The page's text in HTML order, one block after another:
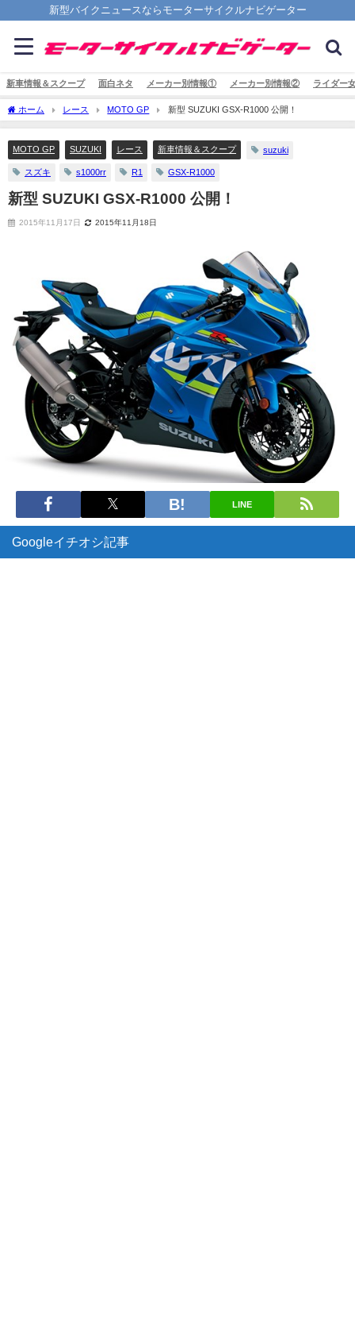
新型バイクニュースならモーターサイクルナビゲーター
新車情報＆スクープ 面白ネタ メーカー別情報① メーカー別情報② ライダー
ホーム レース MOTO GP 新型 SUZUKI GSX-R1000 公開！
MOTO GP SUZUKI レース 新車情報＆スクープ suzuki
スズキ s1000rr R1 GSX-R1000
新型 SUZUKI GSX-R1000 公開！
2015年11月17日 2015年11月18日
LINE
Googleイチオシ記事